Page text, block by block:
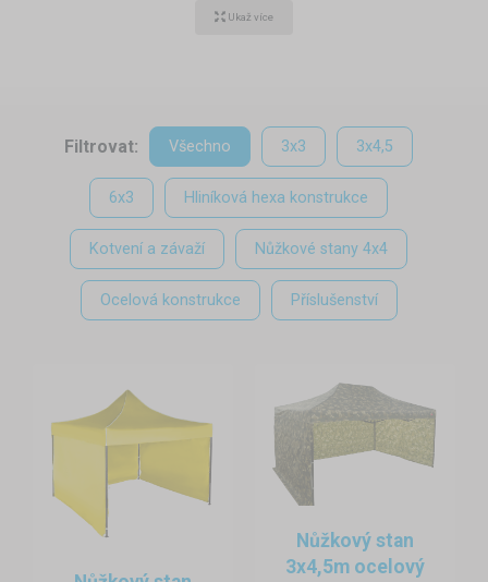
Ukaž více
Filtrovat: Všechno 3x3 3x4,5
6x3 Hliníková hexa konstrukce
Kotvení a závaží Nůžkové stany 4x4
Ocelová konstrukce Příslušenství
Nůžkový stan
3x4,5m ocelový